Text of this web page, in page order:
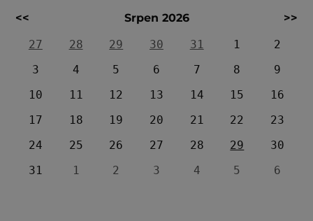
<< Srpen 2026
>>
27
28 29 30 31 1
2
3
4 5 6 7 8
9
10
11 12 13 14 15
16
17
18 19 20 21 22
23
24
25 26 27 28 29
30
31
1 2 3 4 5 6